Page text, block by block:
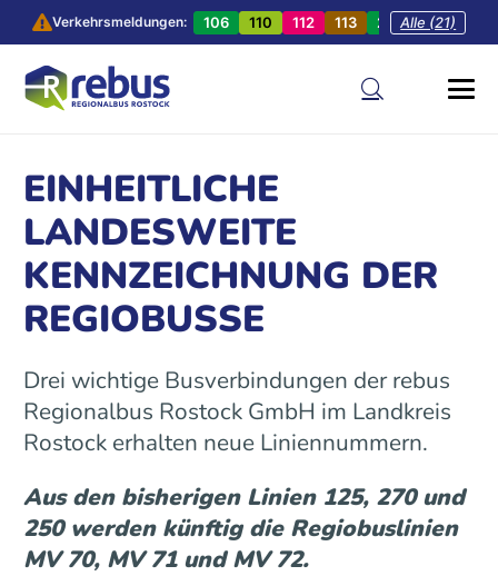
Verkehrsmeldungen: 106 110 112 113 201 202
Alle (21)
EINHEITLICHE
LANDESWEITE
KENNZEICHNUNG DER
REGIOBUSSE
Drei wichtige Busverbindungen der rebus
Regionalbus Rostock GmbH im Landkreis
Rostock erhalten neue Liniennummern.
Aus den bisherigen Linien 125, 270 und
250 werden künftig die Regiobuslinien
MV 70, MV 71 und MV 72.